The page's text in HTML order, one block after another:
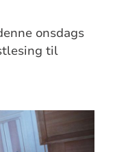
onsdags
til